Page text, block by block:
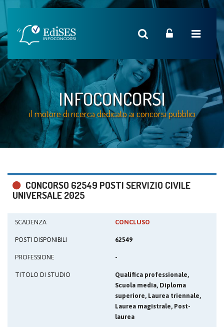
INFOCONCORSI
il motore di ricerca dedicato ai concorsi pubblici
CONCORSO 62549 POSTI SERVIZIO CIVILE
UNIVERSALE 2025
SCADENZA CONCLUSO
POSTI DISPONIBILI 62549
PROFESSIONE -
TITOLO DI STUDIO
Qualifica professionale,
Scuola media, Diploma
superiore, Laurea triennale,
Laurea magistrale, Post-
laurea